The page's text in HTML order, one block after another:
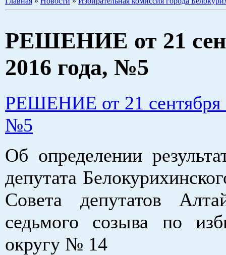
РЕШЕНИЕ от 21
2016 года, №5
РЕШЕНИЕ от 21 сентября
№5
Об определении
депутата
Совета депутатов
седьмого созыва по
округу № 14